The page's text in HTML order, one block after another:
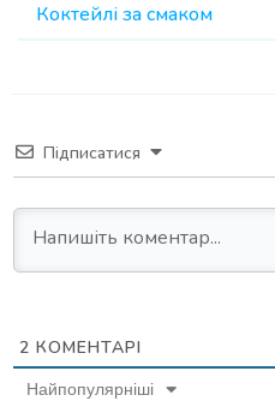
Коктейлі за смаком
Підписатися
2 КОМЕНТАРІ
Найпопулярніші